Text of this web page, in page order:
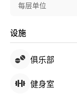
每层单位
设施
俱乐部
健身室